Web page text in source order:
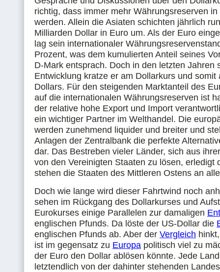
richtig, dass immer mehr Währungsreserven
werden. Allein die Asiaten schichten jährlich
Milliarden Dollar in Euro um. Als der Euro
lag sein internationaler
Prozent, was dem kumulierten Anteil seines
D-Mark entsprach. Doch in den letzten Jahren
Entwicklung kratze er am Dollarkurs und somit
Dollars. Für den steigenden Marktanteil des
auf die internationalen Währungsreserven ist
der relative hohe Export und Import
ein wichtiger Partner im Welthandel. Die
werden zunehmend liquider und breiter und
Anlagen der Zentralbank die perfekte
dar. Das Bestreben vieler Länder, sich aus
von den Vereinigten Staaten zu lösen, erledigt
stehen die Staaten des Mittleren Ostens an
Doch wie lange wird dieser Fahrtwind noch
sehen im Rückgang des Dollarkurses und
Eurokurses einige Parallelen zur damaligen
englischen Pfunds. Da löste der US-Dollar die
englischen Pfunds ab. Aber der Vergleich
ist im gegensatz zu Europa politisch viel zu
der Euro den Dollar ablösen könnte. Jede
letztendlich von der dahinter stehenden